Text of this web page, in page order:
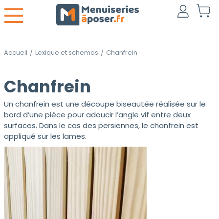
Accueil / Lexique et schemas / Chanfrein
Chanfrein
Un chanfrein est une découpe biseautée réalisée sur le
bord d’une pièce pour adoucir l’angle vif entre deux
surfaces. Dans le cas des persiennes, le chanfrein est
appliqué sur les lames.